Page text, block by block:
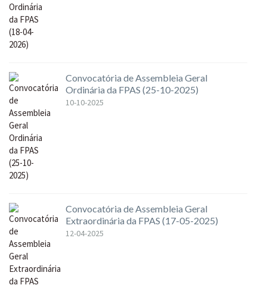
Convocatória de Assembleia Geral
Ordinária da FPAS (25-10-2025)
10-10-2025
Convocatória de Assembleia Geral
Extraordinária da FPAS (17-05-2025)
12-04-2025